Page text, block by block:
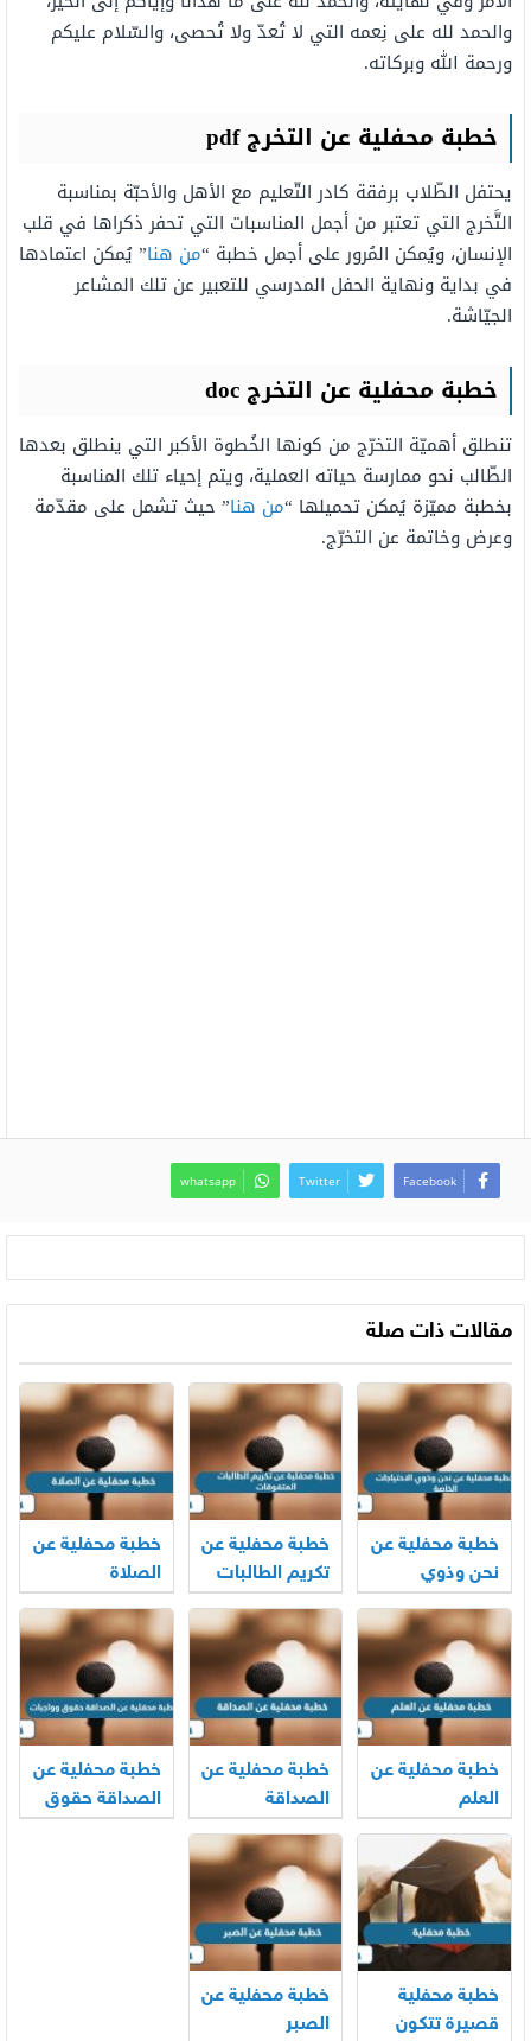
والحمد لله على نِعمه التي لا تُعدّ ولا تُحصى، والسّلام عليكم
ورحمة الله وبركاته.
خطبة محفلية عن التخرج pdf
يحتفل الطّلاب برفقة كادر التّعليم مع الأهل والأحبّة بمناسبة
التَّخرج التي تعتبر من أجمل المناسبات التي تحفر ذكراها في قلب
الإنسان، ويُمكن المُرور على أجمل خطبة “من هنا” يُمكن اعتمادها
في بداية ونهاية الحفل المدرسي للتعبير عن تلك المشاعر
الجيّاشة.
خطبة محفلية عن التخرج doc
تنطلق أهميّة التخرّج من كونها الخُطوة الأكبر التي ينطلق بعدها
الطّالب نحو ممارسة حياته العملية، ويتم إحياء تلك المناسبة
بخطبة مميّزة يُمكن تحميلها “من هنا” حيث تشمل على مقدّمة
وعرض وخاتمة عن التخرّج.
Facebook
Twitter
whatsapp
مقالات ذات صلة
خطبة محفلية عن
نحن وذوي
الاحتياجات
الخاصة
خطبة محفلية عن
تكريم الطالبات
المتفوقات
خطبة محفلية عن
الصلاة
خطبة محفلية عن
العلم
خطبة محفلية عن
الصداقة
خطبة محفلية عن
الصداقة حقوق
خطبة محفلية
قصيرة تتكون
خطبة محفلية عن
الصبر